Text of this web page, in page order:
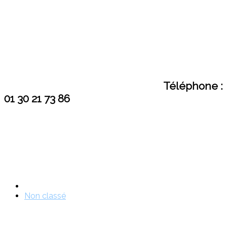
Téléphone :
01 30 21 73 86
Non classé